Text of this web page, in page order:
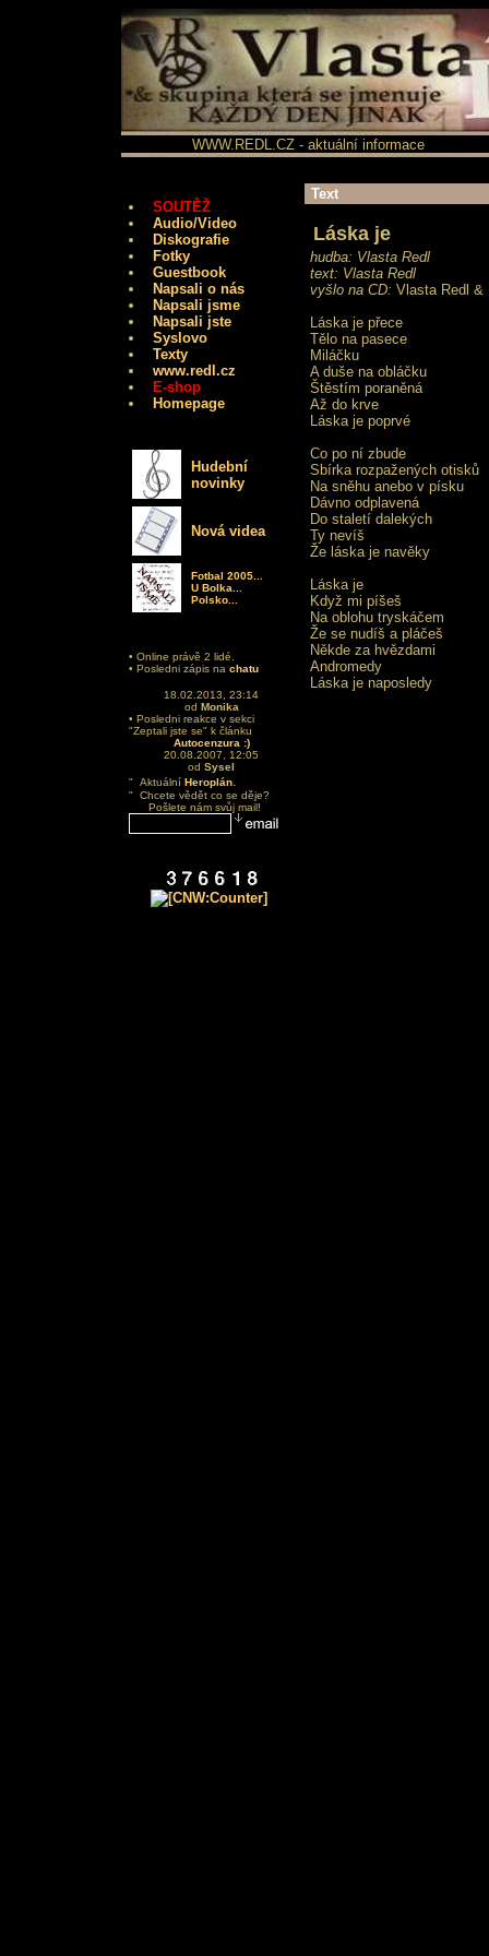
WWW.REDL.CZ - aktuální informace
SOUTĚŽ
Audio/Video
Diskografie
Fotky
Guestbook
Napsali o nás
Napsali jsme
Napsali jste
Syslovo
Texty
www.redl.cz
E-shop
Homepage
Hudební
novinky
Nová videa
Fotbal 2005...
U Bolka...
Polsko...
• Online právě 2 lidé.
• Posledni zápis na chatu
18.02.2013, 23:14
od Monika
• Posledni reakce v sekci
"Zeptali jste se" k článku
Autocenzura :)
20.08.2007, 12:05
od Sysel
" Aktuální Heroplán.
" Chcete vědět co se děje?
Pošlete nám svůj mail!
Text
Láska je
hudba: Vlasta Redl
text: Vlasta Redl
vyšlo na CD: Vlasta Redl &
Láska je přece
Tělo na pasece
Miláčku
A duše na obláčku
Štěstím poraněná
Až do krve
Láska je poprvé
Co po ní zbude
Sbírka rozpažených otisků
Na sněhu anebo v písku
Dávno odplavená
Do staletí dalekých
Ty nevíš
Že láska je navěky
Láska je
Když mi píšeš
Na oblohu tryskáčem
Že se nudíš a pláčeš
Někde za hvězdami
Andromedy
Láska je naposledy